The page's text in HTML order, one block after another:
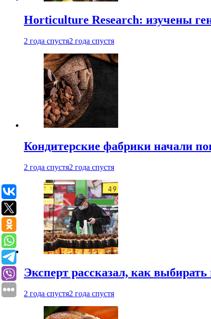
Horticulture Research: изучены
2 года спустя2 года спустя
Кондитерские фабрики начали
2 года спустя2 года спустя
Эксперт рассказал, как
2 года спустя2 года спустя